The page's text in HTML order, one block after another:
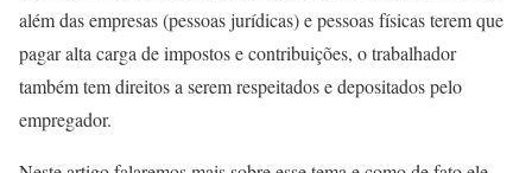
além das empresas (pessoas jurídicas) e pessoas físicas terem que
pagar alta carga de impostos e contribuições, o trabalhador
também tem direitos a serem respeitados e depositados pelo
empregador.